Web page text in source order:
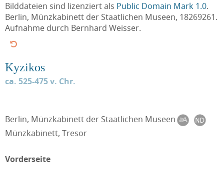
Bilddateien sind lizenziert als Public Domain Mark 1.0.
Berlin, Münzkabinett der Staatlichen Museen, 18269261.
Aufnahme durch Bernhard Weisser.
Kyzikos
ca. 525-475 v. Chr.
Berlin, Münzkabinett der Staatlichen Museen
Münzkabinett, Tresor
Vorderseite